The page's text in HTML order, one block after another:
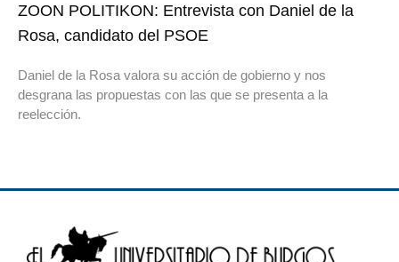
ZOON POLITIKON: Entrevista con Daniel de la
Rosa, candidato del PSOE
Daniel de la Rosa valora su acción de gobierno y nos
desgrana las propuestas con las que se presenta a la
reelección.